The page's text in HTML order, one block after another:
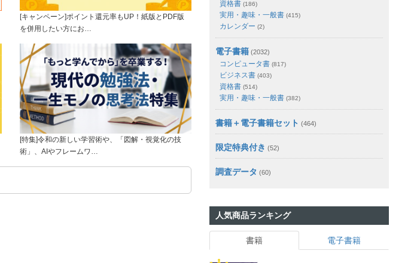
[キャンペーン]ポイント還元率もUP！紙版とPDF版
を併用したい方にお…
[特集]令和の新しい学習術や、「図解・視覚化の技
術」、AIやフレームワ…
資格書 (186)
実用・趣味・一般書 (415)
カレンダー (2)
電子書籍 (2032)
コンピュータ書 (817)
ビジネス書 (403)
資格書 (514)
実用・趣味・一般書 (382)
書籍＋電子書籍セット (464)
限定特典付き (52)
調査データ (60)
人気商品ランキング
書籍 電子書籍